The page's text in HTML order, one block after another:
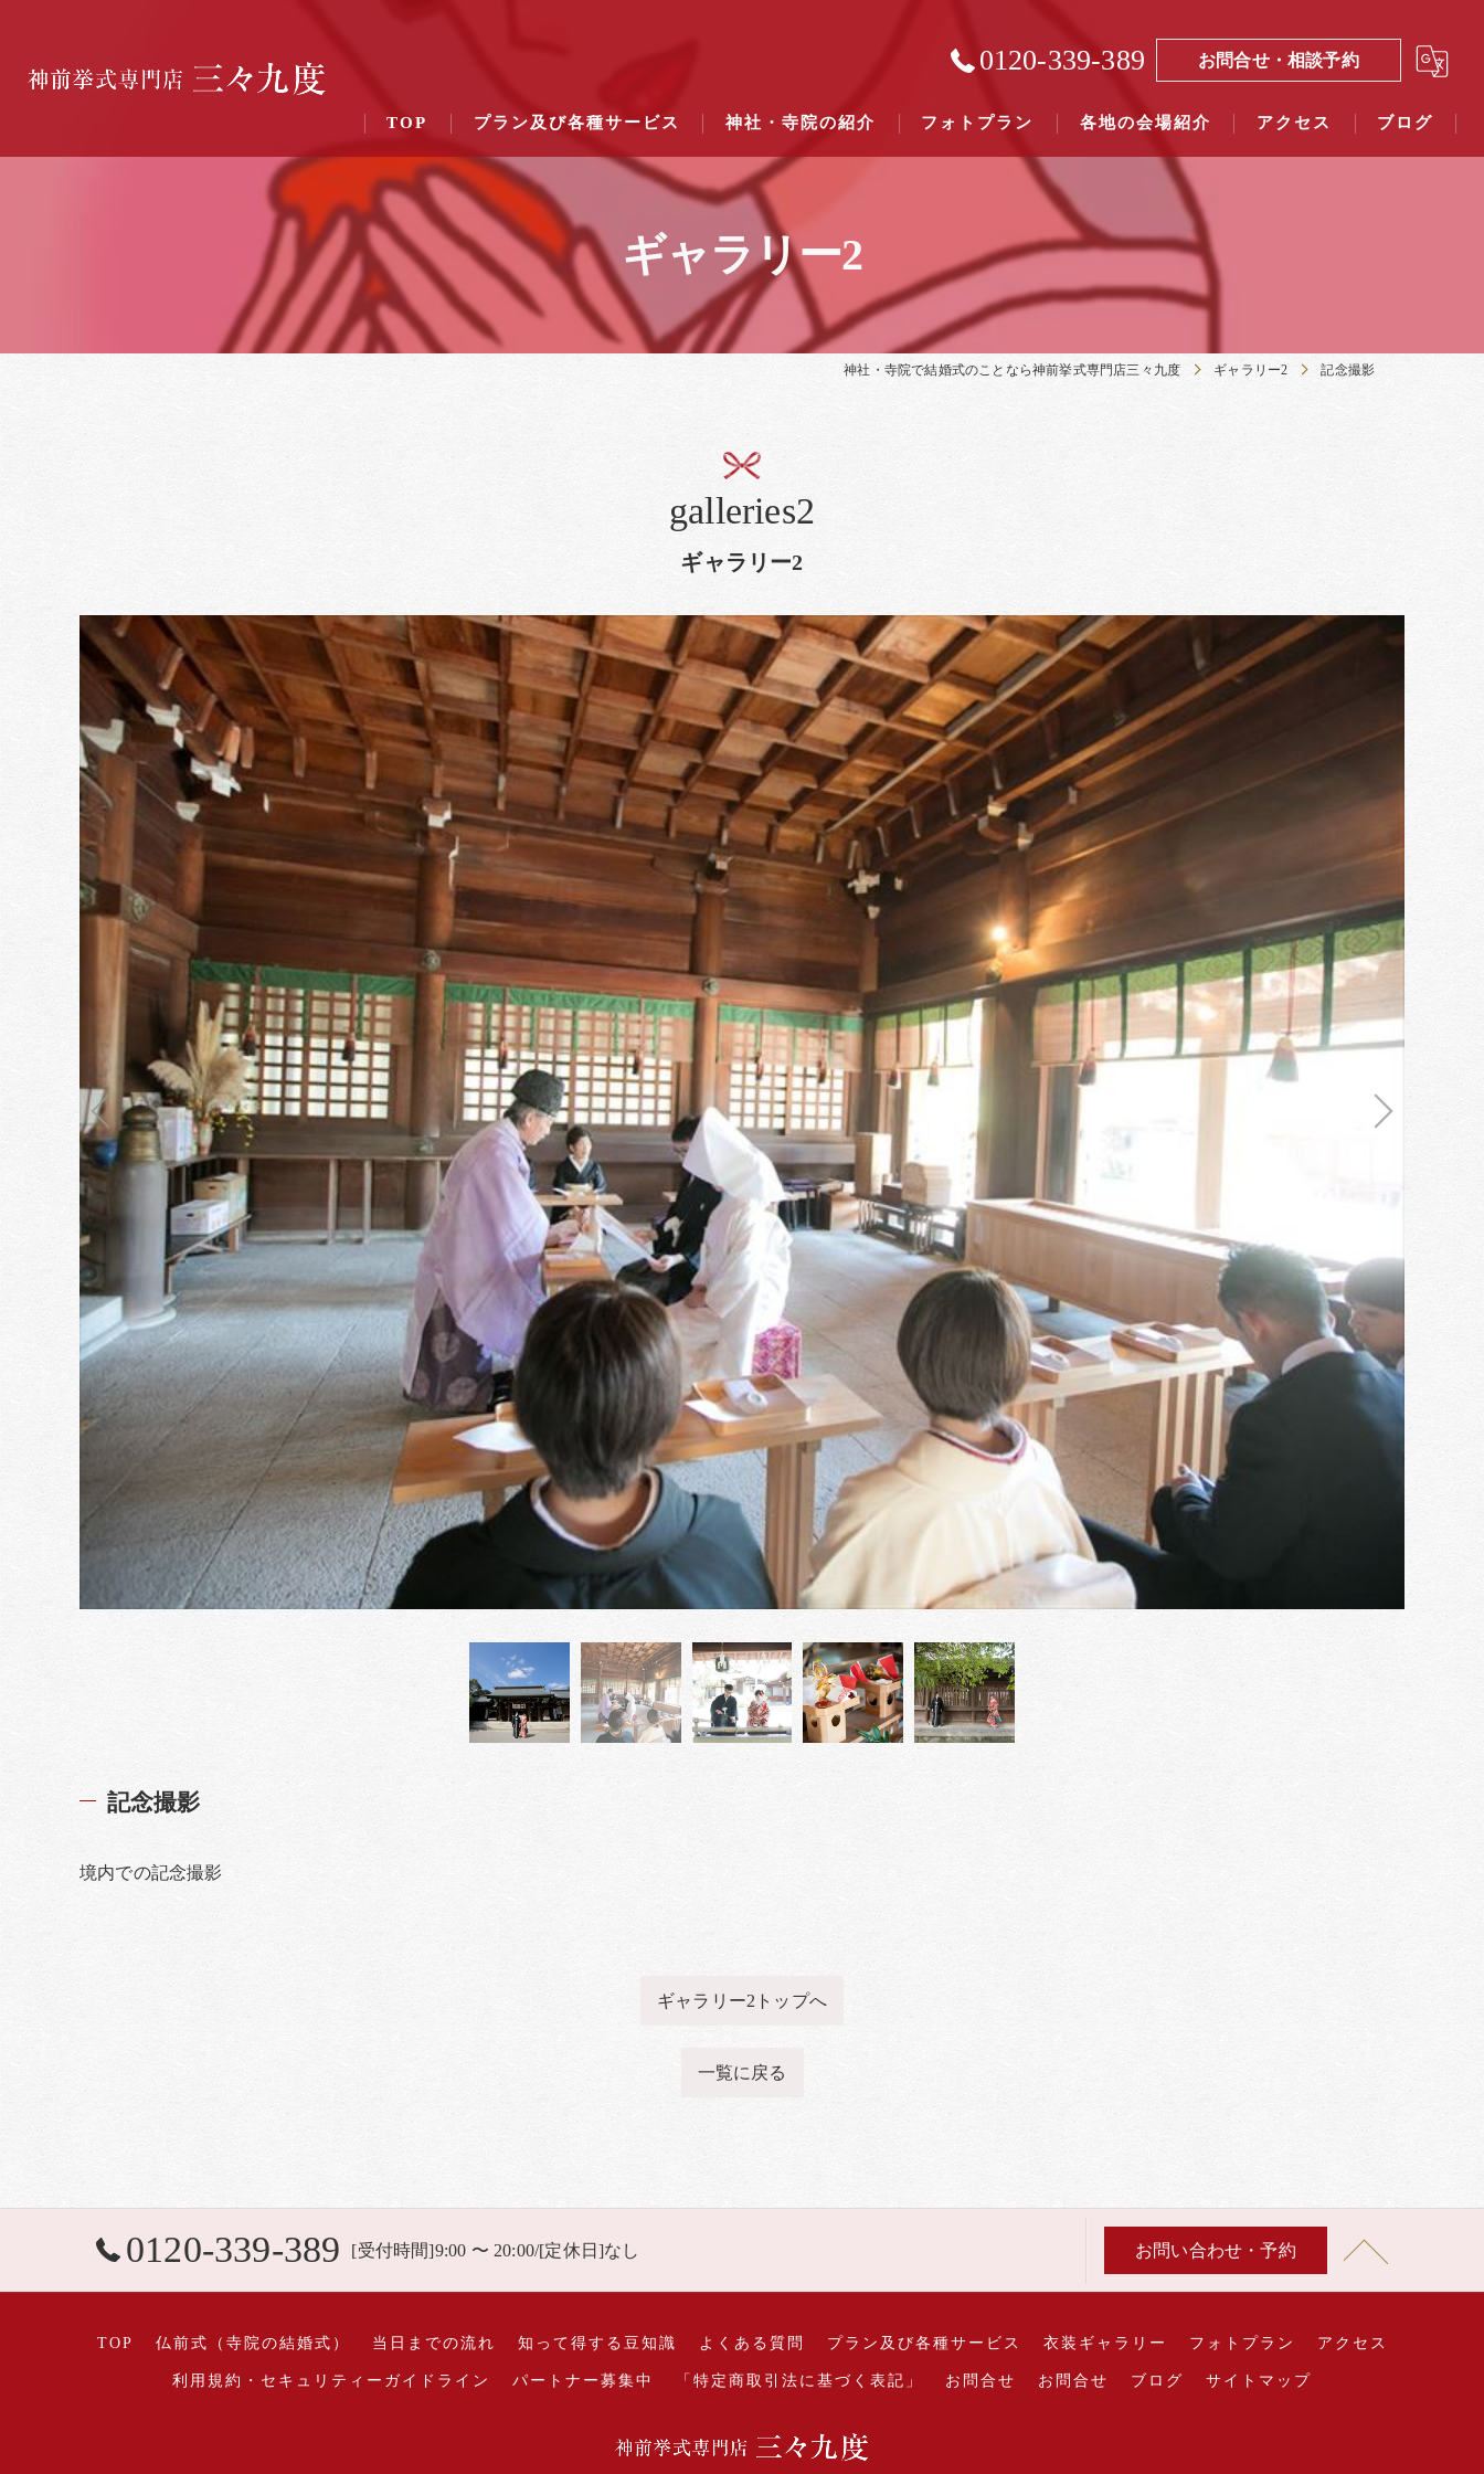
0120-339-389 お問合せ・相談予約
TOP プラン及び各種サービス 神社・寺院の紹介
結婚式のできる東京都下の神社一覧（４０社寺）｜三々九度東京
結婚式のできる関東六県の神社一覧（７５社）県別表示｜三々九度東京
フォトプラン 各地の会場紹介 アクセス ブログ
ギャラリー2
神社・寺院で結婚式のことなら神前挙式専門店三々九度 ギャラリー2 記念撮影
ギャラリー2
galleries2
記念撮影
境内での記念撮影
ギャラリー2トップへ
一覧に戻る
0120-339-389 [受付時間]9:00 〜 20:00/[定休日]なし お問い合わせ・予約
TOP 仏前式（寺院の結婚式） 当日までの流れ 知って得する豆知識 よくある質問 プラン及び各種サービス 衣装ギャラリー フォトプラン アクセス
利用規約・セキュリティーガイドライン パートナー募集中 「特定商取引法に基づく表記」 お問合せ お問合せ ブログ サイトマップ